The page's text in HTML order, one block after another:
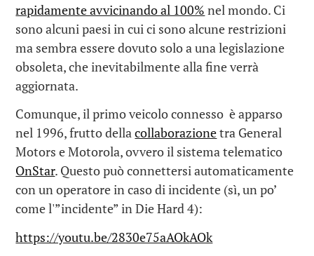
rapidamente avvicinando al 100% nel mondo. Ci
sono alcuni paesi in cui ci sono alcune restrizioni
ma sembra essere dovuto solo a una legislazione
obsoleta, che inevitabilmente alla fine verrà
aggiornata.
Comunque, il primo veicolo connesso è apparso
nel 1996, frutto dellacollaborazionetra General
Motors e Motorola, ovvero il sistema telematico
OnStar. Questo può connettersi automaticamente
con un operatore in caso di incidente (sì, un po’
come l'”incidente” in Die Hard 4):
https://youtu.be/2830e75aAOkAOk